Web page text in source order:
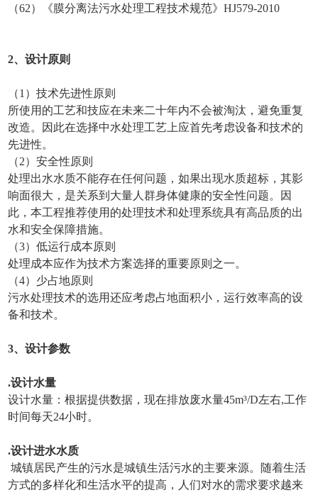
（62）《膜分离法污水处理工程技术规范》HJ579-2010
2、设计原则
（1）技术先进性原则
所使用的工艺和技应在未来二十年内不会被淘汰，避免重复
改造。因此在选择中水处理工艺上应首先考虑设备和技术的
先进性。
（2）安全性原则
处理出水水质不能存在任何问题，如果出现水质超标，其影
响面很大，是关系到大量人群身体健康的安全性问题。因
此，本工程推荐使用的处理技术和处理系统具有高品质的出
水和安全保障措施。
（3）低运行成本原则
处理成本应作为技术方案选择的重要原则之一。
（4）少占地原则
污水处理技术的选用还应考虑占地面积小，运行效率高的设
备和技术。
3、设计参数
.设计水量
设计水量：根据提供数据，现在排放废水量45m³/D左右,工作
时间每天24小时。
.设计进水水质
城镇居民产生的污水是城镇生活污水的主要来源。随着生活
方式的多样化和生活水平的提高，人们对水的需求要求越来